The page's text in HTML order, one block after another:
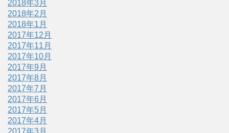
2018年3月
2018年2月
2018年1月
2017年12月
2017年11月
2017年10月
2017年9月
2017年8月
2017年7月
2017年6月
2017年5月
2017年4月
2017年3月